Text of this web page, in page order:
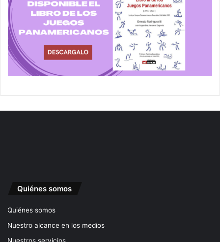
Quiénes somos
Quiénes somos
Nuestro alcance en los medios